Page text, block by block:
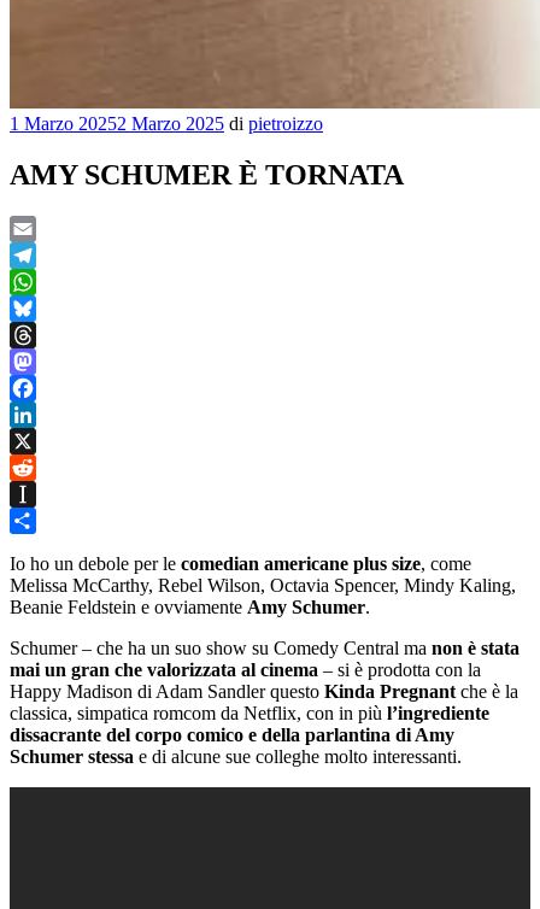
Pubblicato
1 Marzo 20252 Marzo 2025 di pietroizzo
AMY SCHUMER È TORNATA
Email
Telegram
WhatsApp
Bluesky
Threads
Mastodon
Facebook
LinkedIn
X
Reddit
Instapaper
Io ho un debole per le comedian americane plus size, come
Melissa McCarthy, Rebel Wilson, Octavia Spencer, Mindy Kaling,
Beanie Feldstein e ovviamente Amy Schumer.
Schumer – che ha un suo show su Comedy Central ma non è stata
mai un gran che valorizzata al cinema – si è prodotta con la
Happy Madison di Adam Sandler questo Kinda Pregnant che è la
classica, simpatica romcom da Netflix, con in più l’ingrediente
dissacrante del corpo comico e della parlantina di Amy
Schumer stessa e di alcune sue colleghe molto interessanti.